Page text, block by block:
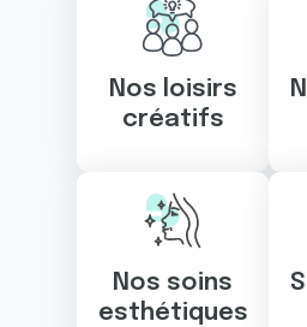
Nos loisirs
créatifs
Nos soins
esthétiques